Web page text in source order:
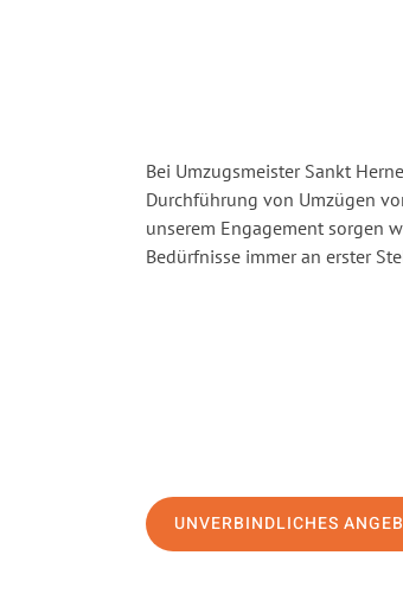
Bei Umzugsmeister Sankt
Durchführung von Umzügen
unserem Engagement sorgen
Bedürfnisse immer an erster
UNVERBINDLICHES